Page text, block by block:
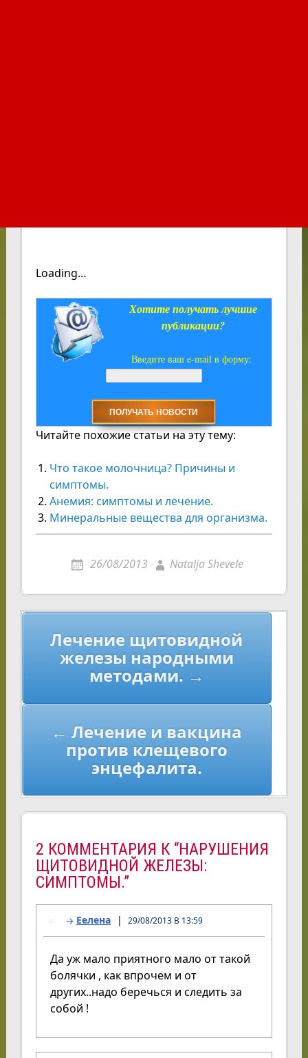
Loading…
Хотите получать лучшие
публикации?
Введите ваш e-mail в форму:
Читайте похожие статьи на эту тему:
Что такое молочница? Причины и
симптомы.
Анемия: симптомы и лечение.
Минеральные вещества для организма.
26/08/2013 Natalja Shevele
Навигация
записям
Лечение щитовидной
железы народными
методами. →
← Лечение и вакцина
против клещевого
энцефалита.
2 КОММЕНТАРИЯ К “НАРУШЕНИЯ
ЩИТОВИДНОЙ ЖЕЛЕЗЫ:
СИМПТОМЫ.”
Еелена 29/08/2013 В 13:59
Да уж мало приятного мало от такой
болячки , как впрочем и от
других..надо беречься и следить за
собой !